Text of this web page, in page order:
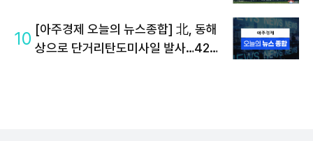
10 [아주경제 오늘의 뉴스종합] 北, 동해
상으로 단거리탄도미사일 발사…42일